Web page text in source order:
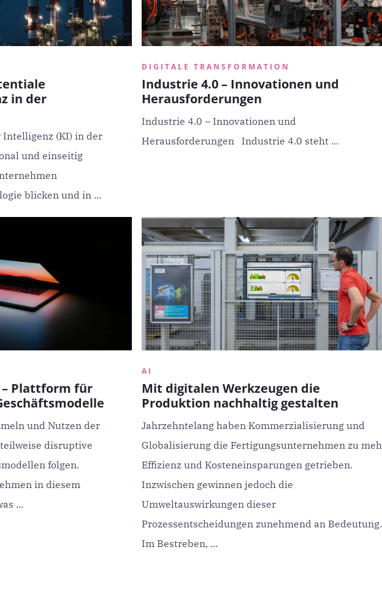
in der
Intelligenz (KI) in der
und einseitig
blicken und in ...
DIGITALE TRANSFORMATION
Industrie 4.0 – Innovationen und
Herausforderungen
Industrie 4.0 – Innovationen und
Herausforderungen Industrie 4.0 steht ...
Plattform für
und Nutzen der
disruptive
folgen.
in diesem
...
AI
Mit digitalen Werkzeugen die
Produktion nachhaltig gestalten
Jahrzehntelang haben Kommerzialisierung und
Globalisierung die Fertigungsunternehmen zu
Effizienz und Kosteneinsparungen getrieben.
Inzwischen gewinnen jedoch die
Umweltauswirkungen dieser
Prozessentscheidungen zunehmend an Bedeutung.
Im Bestreben, ...